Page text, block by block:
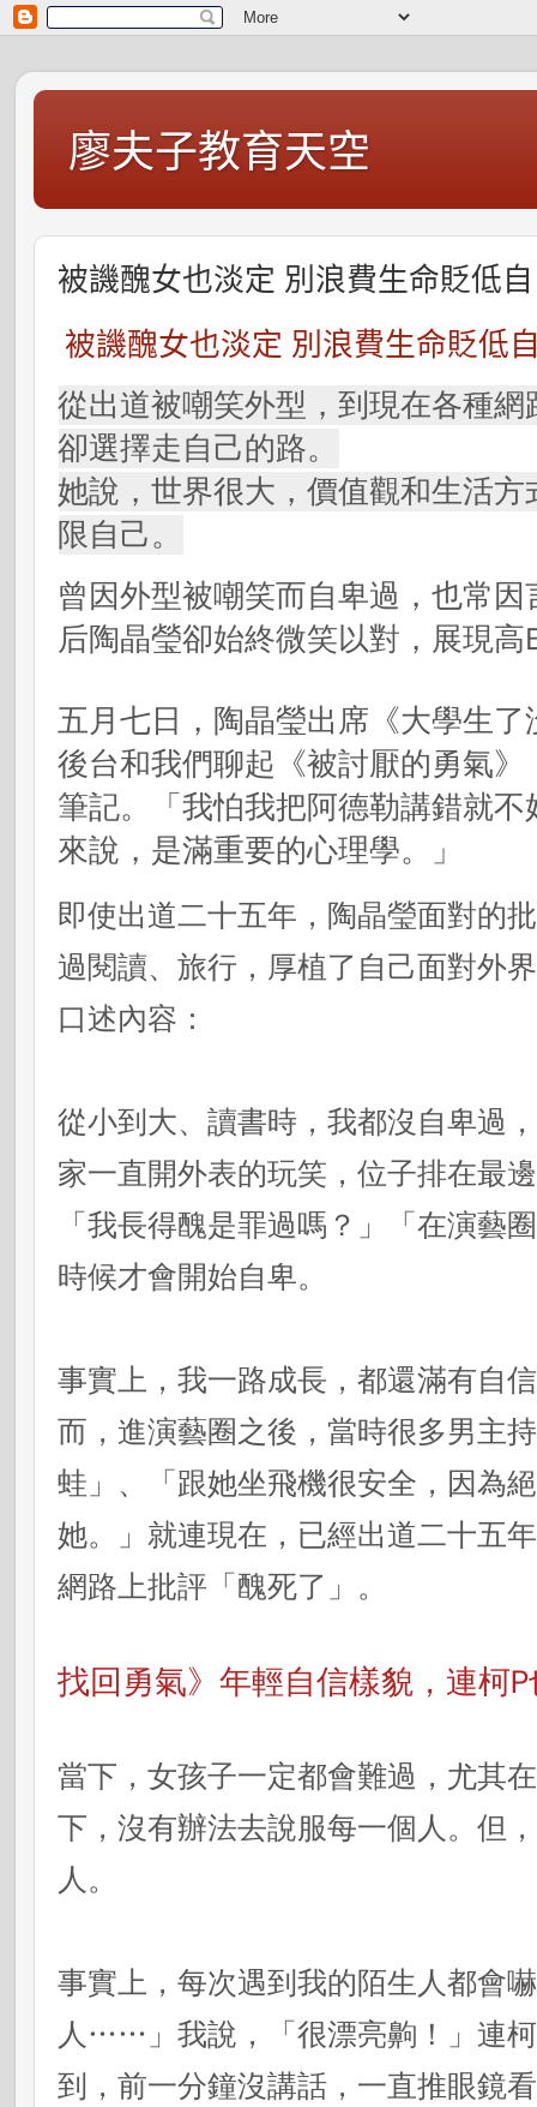
廖夫子教育天空
被譏醜女也淡定 別浪費生命貶低
被譏醜女也淡定 別浪費生命貶低
從出道被嘲笑外型，到現在各種
卻選擇走自己的路。
她說，世界很大，價值觀和生活
限自己。
曾因外型被嘲笑而自卑過，也常
后陶晶瑩卻始終微笑以對，展現
五月七日，陶晶瑩出席《大學生
後台和我們聊起《被討厭的勇氣
筆記。「我怕我把阿德勒講錯就
來說，是滿重要的心理學。」
即使出道二十五年，陶晶瑩面對的
過閱讀、旅行，厚植了自己面對外
口述內容：
從小到大、讀書時，我都沒自卑過
家一直開外表的玩笑，位子排在最
「我長得醜是罪過嗎？」「在演藝
時候才會開始自卑。
事實上，我一路成長，都還滿有自
而，進演藝圈之後，當時很多男主
蛙」、「跟她坐飛機很安全，因為
她。」就連現在，已經出道二十五
網路上批評「醜死了」。
找回勇氣》年輕自信樣貌，連柯
當下，女孩子一定都會難過，尤其
下，沒有辦法去說服每一個人。但
人。
事實上，每次遇到我的陌生人都會
人……」我說，「很漂亮齁！」連
到，前一分鐘沒講話，一直推眼鏡